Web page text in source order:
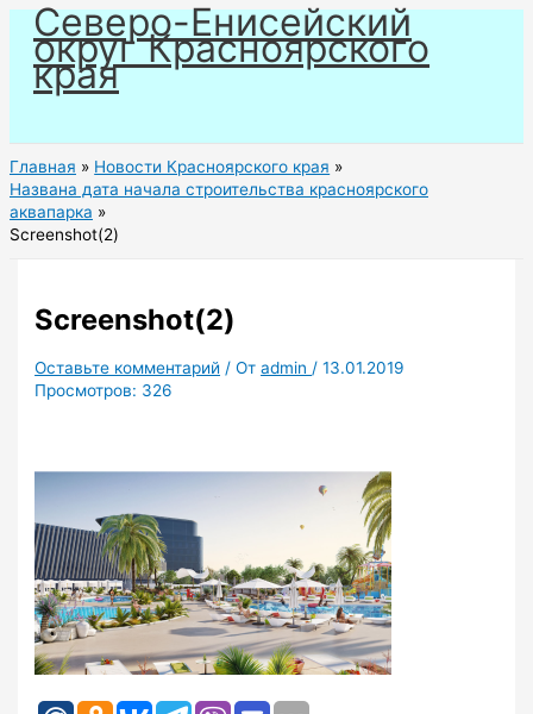
Перейти
содержимому
Северо-Енисейский
округ Красноярского
края
Главная
Новости Красноярского края
Названа дата начала строительства красноярского
аквапарка
Screenshot(2)
Screenshot(2)
Оставьте комментарий / Отadmin /13.01.2019
Просмотров: 326